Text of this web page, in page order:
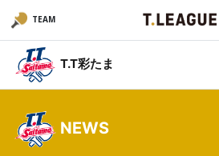
TEAM
T.T彩たま
NEWS